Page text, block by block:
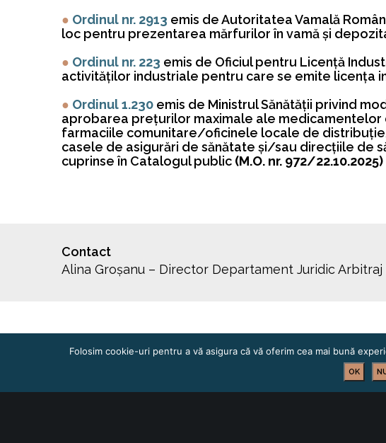
● Ordinul nr. 2913 emis de Autoritatea Vamală
loc pentru prezentarea mărfurilor în vamă şi
● Ordinul nr. 223 emis de Oficiul pentru Licenţă
activităţilor industriale pentru care se emite licenţa
● Ordinul 1.230 emis de Ministrul Sănătăţii privind
aprobarea prețurilor maximale ale
farmaciile comunitare/oficinele locale de
casele de asigurări de sănătate și/sau direcțiile de
cuprinse în Catalogul public (M.O. nr. 972/22.10.2025)
Contact
Alina Groșanu – Director Departament Juridic Arbitraj
Folosim cookie-uri pentru a vă asigura că vă oferim cea mai bună
OK